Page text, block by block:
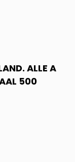
ALLE A
500